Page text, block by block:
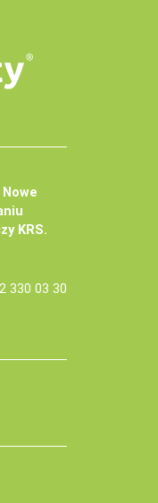
KRS.
330 03 30